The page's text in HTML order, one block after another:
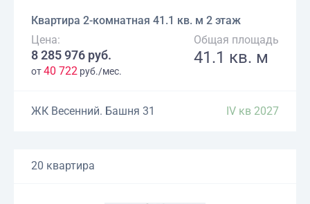
Квартира 2-комнатная 41.1 кв. м 2 этаж
Цена:
8 285 976 руб.
от40 722 руб./мес.
Общая площадь
41.1 кв. м
ЖК Весенний. Башня 31 IV кв 2027
20 квартира